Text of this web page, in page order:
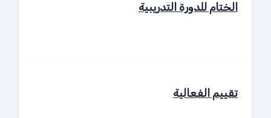
الختام للدورة التدريبية
تقييم الفعالية